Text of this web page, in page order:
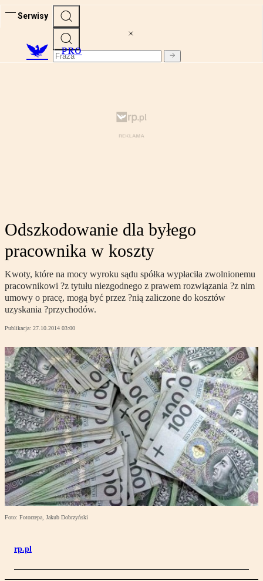
Serwisy
PRO
Odszkodowanie dla byłego
pracownika w koszty
Kwoty, które na mocy wyroku sądu spółka wypłaciła zwolnionemu
pracownikowi ?z tytułu niezgodnego z prawem rozwiązania ?z nim
umowy o pracę, mogą być przez ?nią zaliczone do kosztów
uzyskania ?przychodów.
Publikacja: 27.10.2014 03:00
Foto: Fotorzepa, Jakub Dobrzyński
rp.pl